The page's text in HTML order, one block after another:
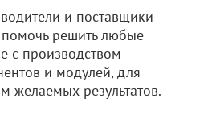
и поставщики
помочь решить любые
с производством
и модулей, для
желаемых результатов.